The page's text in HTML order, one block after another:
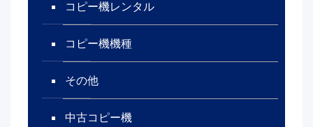
コピー機レンタル
コピー機機種
その他
中古コピー機